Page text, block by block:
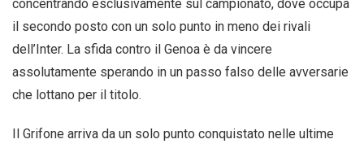
concentrando esclusivamente sul campionato, dove occupa
il secondo posto con un solo punto in meno dei rivali
dell’Inter. La sfida contro il Genoa è da vincere
assolutamente sperando in un passo falso delle avversarie
che lottano per il titolo.
Il Grifone arriva da un solo punto conquistato nelle ultime